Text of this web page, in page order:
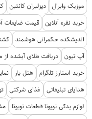
موزیک وایرال دیزلیران کانتین
خرید نقره آنلاین قیمت ضایعات
اندیشکده حکمرانی هوشمند
آپ تیون دریافت طلای آبشده از
خرید استارز تلگرام هتل یار
هدایای تبلیغاتی
غذای شرکتی
لوازم یدکی تویوتا قطعات تویوتا